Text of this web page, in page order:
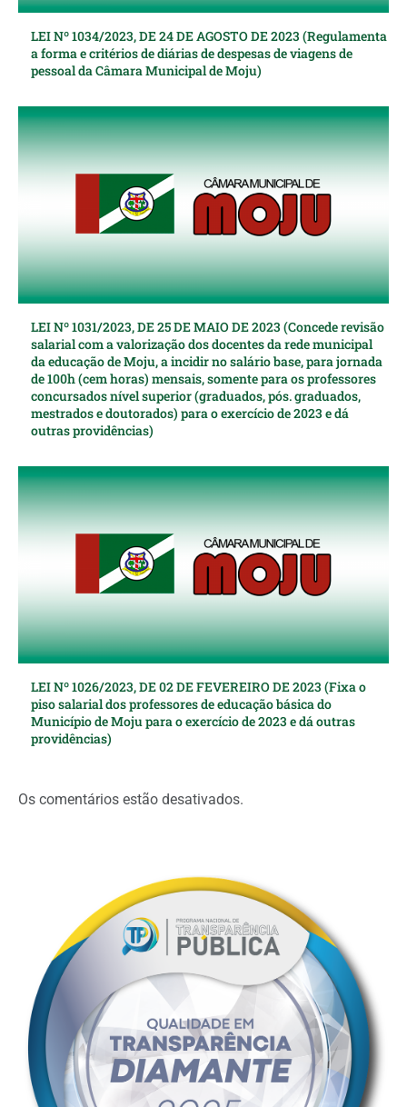
LEI Nº 1034/2023, DE 24 DE AGOSTO DE 2023 (Regulamenta
a forma e critérios de diárias de despesas de viagens de
pessoal da Câmara Municipal de Moju)
LEI Nº 1031/2023, DE 25 DE MAIO DE 2023 (Concede revisão
salarial com a valorização dos docentes da rede municipal
da educação de Moju, a incidir no salário base, para jornada
de 100h (cem horas) mensais, somente para os professores
concursados nível superior (graduados, pós. graduados,
mestrados e doutorados) para o exercício de 2023 e dá
outras providências)
LEI Nº 1026/2023, DE 02 DE FEVEREIRO DE 2023 (Fixa o
piso salarial dos professores de educação básica do
Município de Moju para o exercício de 2023 e dá outras
providências)
Os comentários estão desativados.